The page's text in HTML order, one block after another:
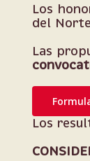
Los
del
Las
Los